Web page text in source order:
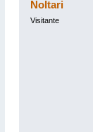
Noltari
Visitante